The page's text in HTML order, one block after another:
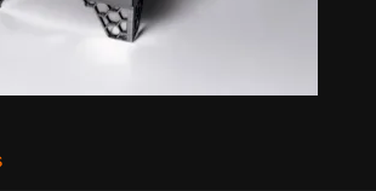
S9 édition chaufferette